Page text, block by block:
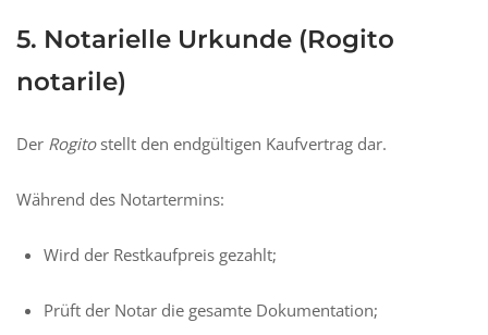
5. Notarielle Urkunde (Rogito
notarile)
Der Rogitostellt den endgültigen Kaufvertrag dar.
Während des Notartermins:
Wird der Restkaufpreis gezahlt;
Prüft der Notar die gesamte Dokumentation;